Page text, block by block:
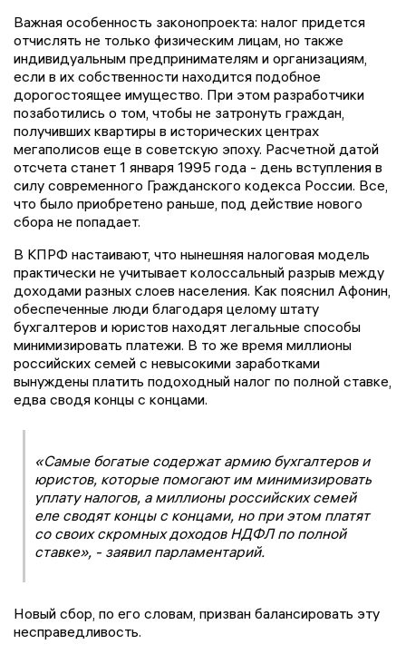
Важная особенность законопроекта: налог придется
отчислять не только физическим лицам, но также
индивидуальным предпринимателям и организациям,
если в их собственности находится подобное
дорогостоящее имущество. При этом разработчики
позаботились о том, чтобы не затронуть граждан,
получивших квартиры в исторических центрах
мегаполисов еще в советскую эпоху. Расчетной датой
отсчета станет 1 января 1995 года - день вступления в
силу современного Гражданского кодекса России. Все,
что было приобретено раньше, под действие нового
сбора не попадает.
В КПРФ настаивают, что нынешняя налоговая модель
практически не учитывает колоссальный разрыв между
доходами разных слоев населения. Как пояснил Афонин,
обеспеченные люди благодаря целому штату
бухгалтеров и юристов находят легальные способы
минимизировать платежи. В то же время миллионы
российских семей с невысокими заработками
вынуждены платить подоходный налог по полной ставке,
едва сводя концы с концами.
«Самые богатые содержат армию бухгалтеров и
юристов, которые помогают им минимизировать
уплату налогов, а миллионы российских семей
еле сводят концы с концами, но при этом платят
со своих скромных доходов НДФЛ по полной
ставке», - заявил парламентарий.
Новый сбор, по его словам, призван балансировать эту
несправедливость.